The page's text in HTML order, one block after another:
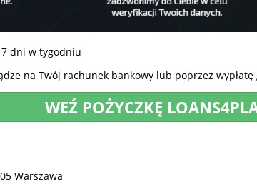
dni w tygodniu
na Twój rachunek bankowy lub poprzez
WEŹ POŻYCZKĘ
Warszawa